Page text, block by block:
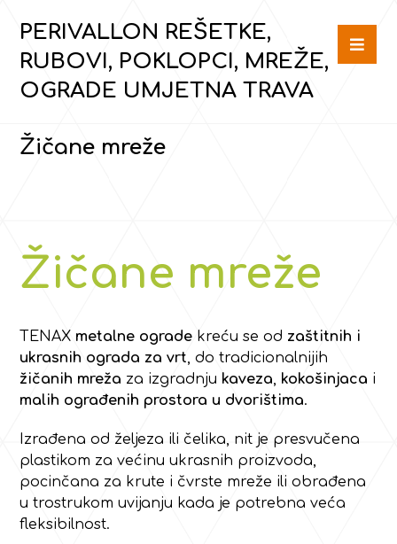
PERIVALLON REŠETKE,
RUBOVI, POKLOPCI, MREŽE,
OGRADE UMJETNA TRAVA
Žičane mreže
Žičane mreže
TENAX metalne ograde kreću se od zaštitnih i
ukrasnih ograda za vrt, do tradicionalnijih
žičanih mreža za izgradnju kaveza, kokošinjaca i
malih ograđenih prostora u dvorištima.
Izrađena od željeza ili čelika, nit je presvučena
plastikom za većinu ukrasnih proizvoda,
pocinčana za krute i čvrste mreže ili obrađena
u trostrukom uvijanju kada je potrebna veća
fleksibilnost.